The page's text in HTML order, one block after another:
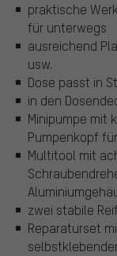
praktische
für unterwegs
ausreichend
usw.
Dose passt in
in den
Minipumpe mit
Pumpenkopf
Multitool mit
zwei stabile
Reparaturset